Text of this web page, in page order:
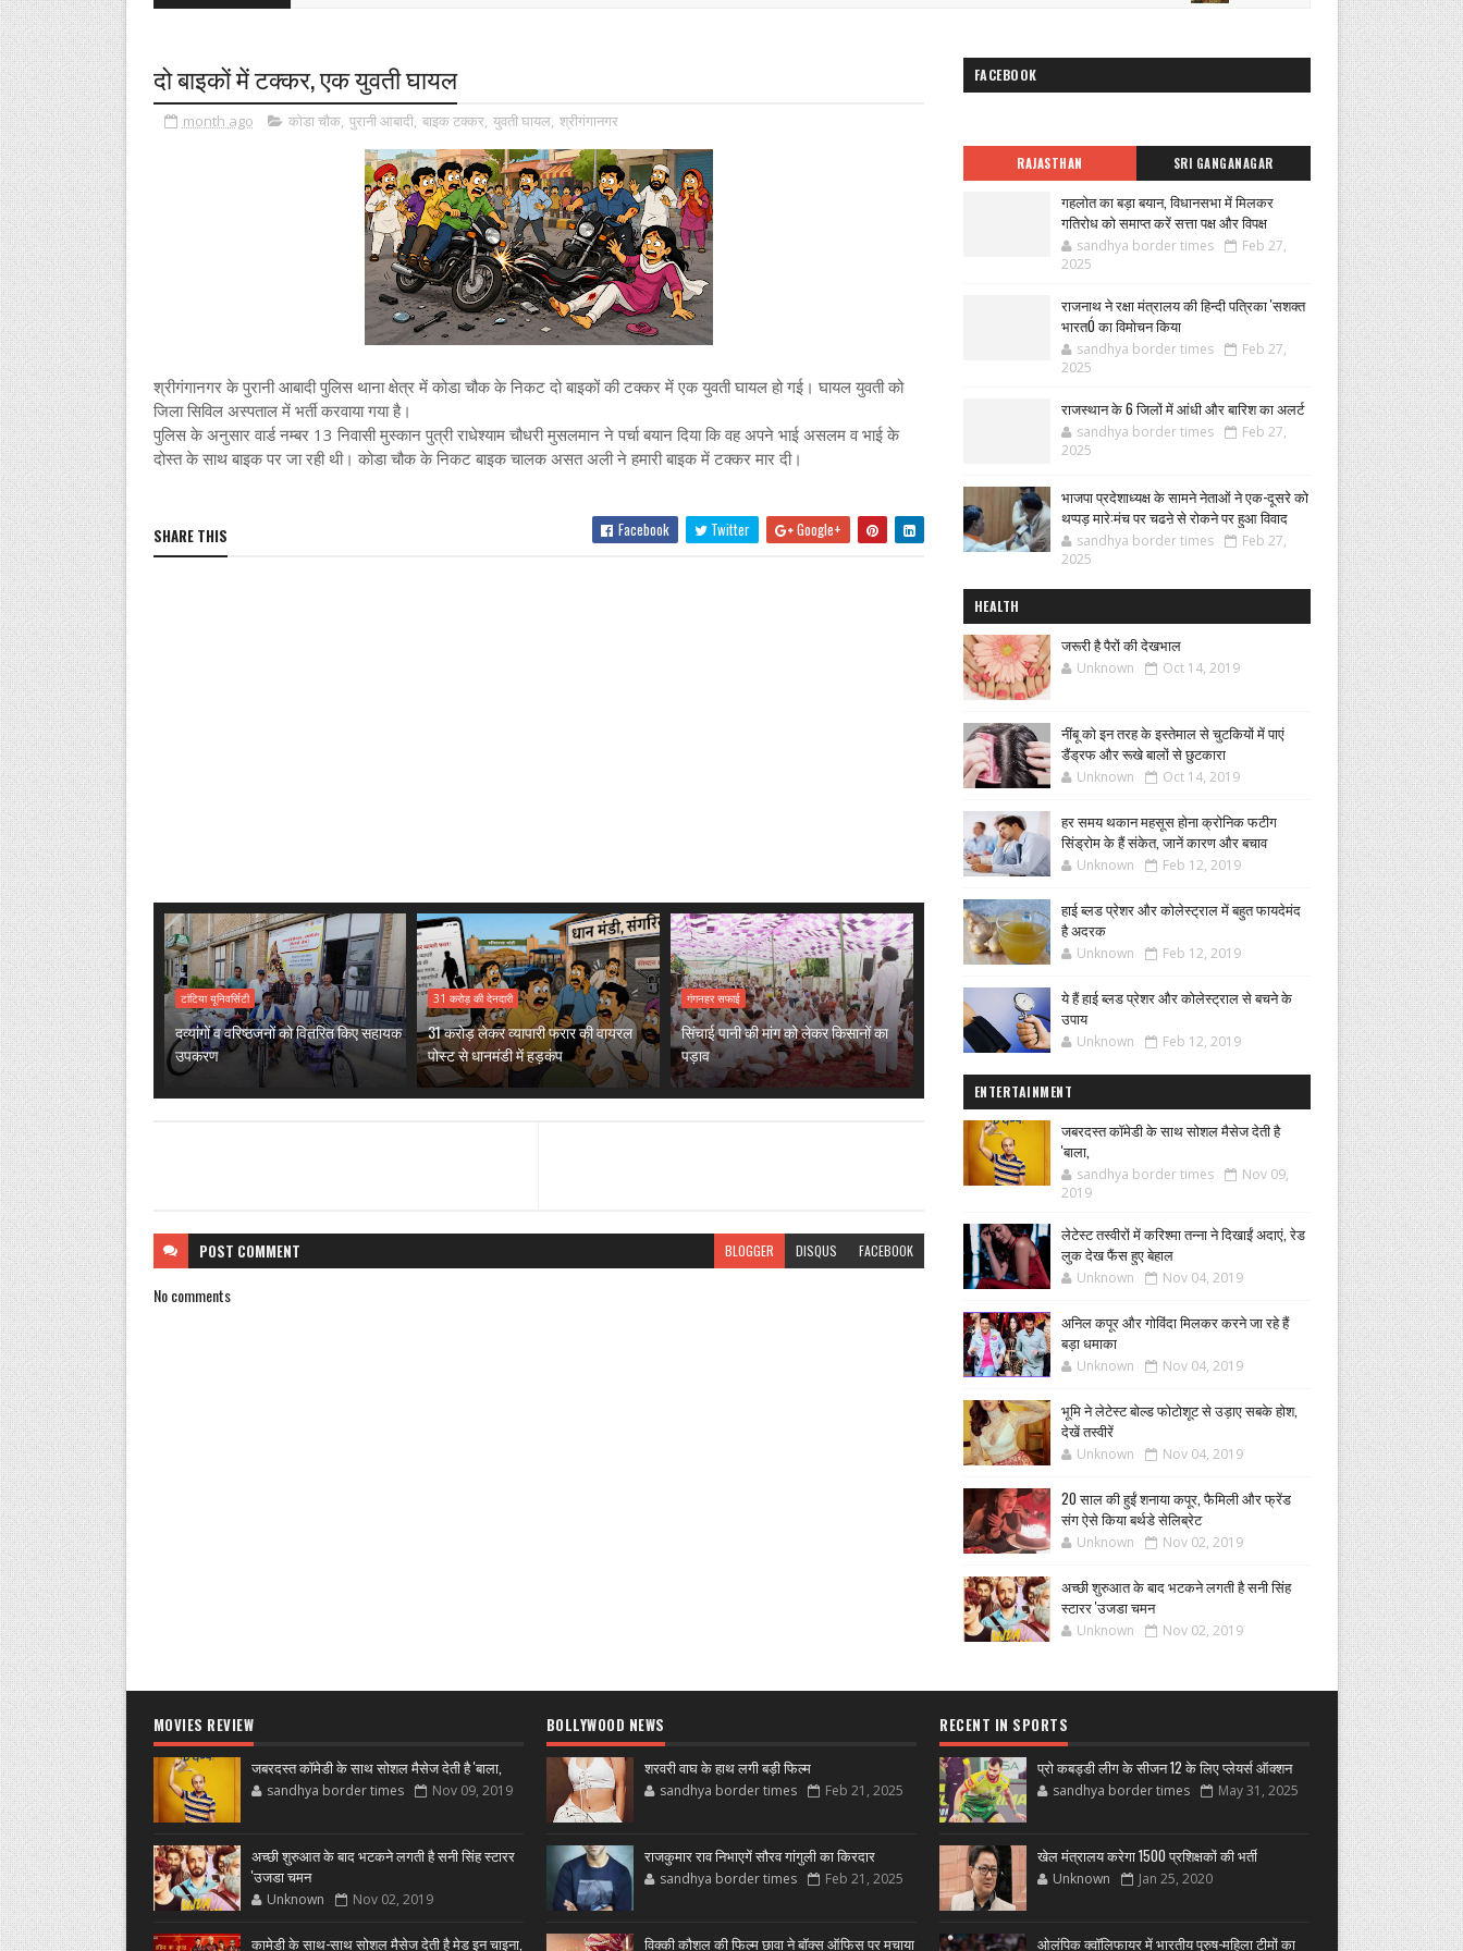
दो बाइकों में टक्कर, एक युवती घायल
month ago कोडा चौक, पुरानी आबादी, बाइक टक्कर, युवती घायल, श्रीगंगानगर
श्रीगंगानगर के पुरानी आबादी पुलिस थाना क्षेत्र में कोडा चौक के निकट दो बाइकों की टक्कर में एक युवती घायल हो गई। घायल युवती को
जिला सिविल अस्पताल में भर्ती करवाया गया है।
पुलिस के अनुसार वार्ड नम्बर 13 निवासी मुस्कान पुत्री राधेश्याम चौधरी मुसलमान ने पर्चा बयान दिया कि वह अपने भाई असलम व भाई के
दोस्त के साथ बाइक पर जा रही थी। कोडा चौक के निकट बाइक चालक असत अली ने हमारी बाइक में टक्कर मार दी।
SHARE THIS Facebook Twitter Google+
टांटिया यूनिवर्सिटी
दव्यांगों व वरिष्ठजनों को वितरित किए सहायक
उपकरण
31 करोड़ की देनदारी
31 करोड़ लेकर व्यापारी फरार की वायरल
पोस्ट से धानमंडी में हड़कंप
गंगनहर सफाई
सिंचाई पानी की मांग को लेकर किसानों का
पड़ाव
POST COMMENT BLOGGER DISQUS FACEBOOK
No comments
FACEBOOK
RAJASTHAN SRI GANGANAGAR
गहलोत का बड़ा बयान, विधानसभा में मिलकर
गतिरोध को समाप्त करें सत्ता पक्ष और विपक्ष
sandhya border times
Feb 27,
2025
राजनाथ ने रक्षा मंत्रालय की हिन्दी पत्रिका 'सशक्त
भारतÓ का विमोचन किया
sandhya border times
Feb 27,
2025
राजस्थान के 6 जिलों में आंधी और बारिश का अलर्ट
sandhya border times
Feb 27,
2025
भाजपा प्रदेशाध्यक्ष के सामने नेताओं ने एक-दूसरे को
थप्पड़ मारे:मंच पर चढऩे से रोकने पर हुआ विवाद
sandhya border times
Feb 27,
2025
HEALTH
जरूरी है पैरों की देखभाल
Unknown Oct 14, 2019
नींबू को इन तरह के इस्तेमाल से चुटकियों में पाएं
डैंड्रफ और रूखे बालों से छुटकारा
Unknown Oct 14, 2019
हर समय थकान महसूस होना क्रोनिक फटीग
सिंड्रोम के हैं संकेत, जानें कारण और बचाव
Unknown Feb 12, 2019
हाई ब्लड प्रेशर और कोलेस्ट्राल में बहुत फायदेमंद
है अदरक
Unknown Feb 12, 2019
ये हैं हाई ब्लड प्रेशर और कोलेस्ट्राल से बचने के
उपाय
Unknown Feb 12, 2019
ENTERTAINMENT
जबरदस्त कॉमेडी के साथ सोशल मैसेज देती है
'बाला,
sandhya border times
Nov 09,
2019
लेटेस्ट तस्वीरों में करिश्मा तन्ना ने दिखाईं अदाएं, रेड
लुक देख फैंस हुए बेहाल
Unknown Nov 04, 2019
अनिल कपूर और गोविंदा मिलकर करने जा रहे हैं
बड़ा धमाका
Unknown Nov 04, 2019
भूमि ने लेटेस्ट बोल्ड फोटोशूट से उड़ाए सबके होश,
देखें तस्वीरें
Unknown Nov 04, 2019
20 साल की हुईं शनाया कपूर, फैमिली और फ्रेंड
संग ऐसे किया बर्थडे सेलिब्रेट
Unknown Nov 02, 2019
अच्छी शुरुआत के बाद भटकने लगती है सनी सिंह
स्टारर 'उजडा चमन
Unknown Nov 02, 2019
MOVIES REVIEW
जबरदस्त कॉमेडी के साथ सोशल मैसेज देती है 'बाला,
sandhya border times Nov 09, 2019
अच्छी शुरुआत के बाद भटकने लगती है सनी सिंह स्टारर
'उजडा चमन
Unknown Nov 02, 2019
कामेडी के साथ-साथ सोशल मैसेज देती है मेड इन चाइना,
BOLLYWOOD NEWS
शरवरी वाघ के हाथ लगी बड़ी फिल्म
sandhya border times Feb 21, 2025
राजकुमार राव निभाएगें सौरव गांगुली का किरदार
sandhya border times Feb 21, 2025
विक्की कौशल की फिल्म छावा ने बॉक्स ऑफिस पर मचाया
RECENT IN SPORTS
प्रो कबड्डी लीग के सीजन 12 के लिए प्लेयर्स ऑक्शन
sandhya border times May 31, 2025
खेल मंत्रालय करेगा 1500 प्रशिक्षकों की भर्ती
Unknown Jan 25, 2020
ओलंपिक क्वॉलिफायर में भारतीय पुरुष-महिला टीमों का